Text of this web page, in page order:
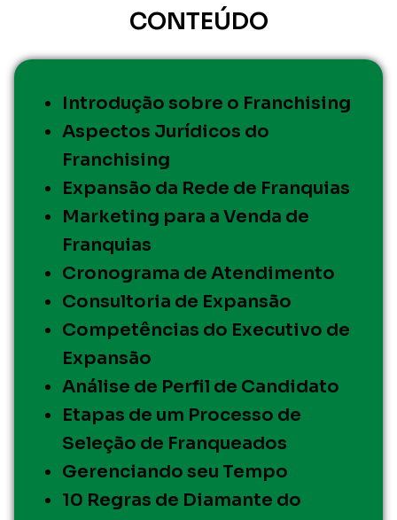
CONTEÚDO​
Introdução sobre o Franchising
Aspectos Jurídicos do
Franchising
Expansão da Rede de Franquias
Marketing para a Venda de
Franquias
Cronograma de Atendimento
Consultoria de Expansão
Competências do Executivo de
Expansão
Análise de Perfil de Candidato
Etapas de um Processo de
Seleção de Franqueados
Gerenciando seu Tempo
10 Regras de Diamante do